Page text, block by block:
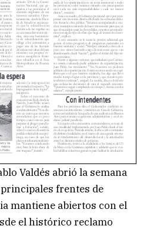
Valdés abrió la semana
frentes de
mantiene abiertos con el
el histórico reclamo